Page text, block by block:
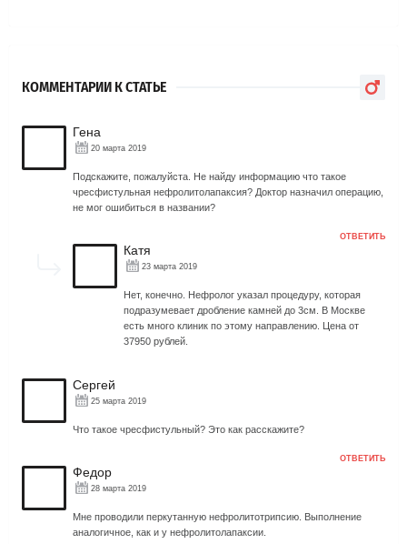
КОММЕНТАРИИ К СТАТЬЕ
Гена
20 марта 2019
Подскажите, пожалуйста. Не найду информацию что такое
чресфистульная нефролитолапаксия? Доктор назначил операцию,
не мог ошибиться в названии?
ОТВЕТИТЬ
Катя
23 марта 2019
Нет, конечно. Нефролог указал процедуру, которая
подразумевает дробление камней до 3см. В Москве
есть много клиник по этому направлению. Цена от
37950 рублей.
Сергей
25 марта 2019
Что такое чресфистульный? Это как расскажите?
ОТВЕТИТЬ
Федор
28 марта 2019
Мне проводили перкутанную нефролитотрипсию. Выполнение
аналогичное, как и у нефролитолапаксии.